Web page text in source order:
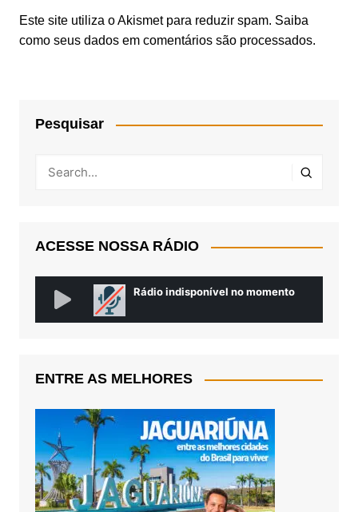
Este site utiliza o Akismet para reduzir spam. Saiba
como seus dados em comentários são processados.
Pesquisar
ACESSE NOSSA RÁDIO
ENTRE AS MELHORES